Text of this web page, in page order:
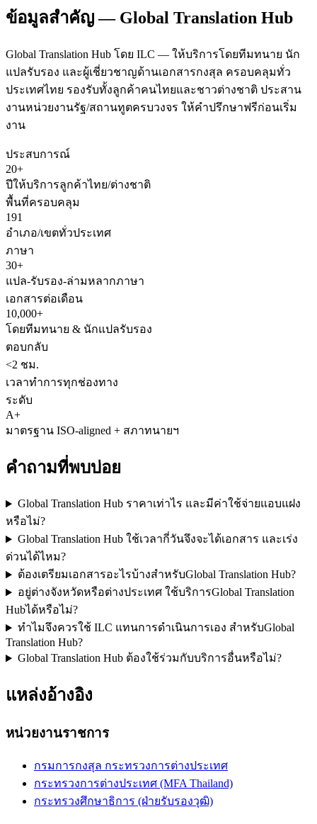
ข้อมูลสำคัญ — Global Translation Hub
Global Translation Hub โดย ILC — ให้บริการโดยทีมทนาย นัก
แปลรับรอง และผู้เชี่ยวชาญด้านเอกสารกงสุล ครอบคลุมทั่ว
ประเทศไทย รองรับทั้งลูกค้าคนไทยและชาวต่างชาติ ประสาน
งานหน่วยงานรัฐ/สถานทูตครบวงจร ให้คำปรึกษาฟรีก่อนเริ่ม
งาน
ประสบการณ์
20+
ปีให้บริการลูกค้าไทย/ต่างชาติ
พื้นที่ครอบคลุม
191
อำเภอ/เขตทั่วประเทศ
ภาษา
30+
แปล-รับรอง-ล่ามหลากภาษา
เอกสารต่อเดือน
10,000+
โดยทีมทนาย & นักแปลรับรอง
ตอบกลับ
<2 ชม.
เวลาทำการทุกช่องทาง
ระดับ
A+
มาตรฐาน ISO-aligned + สภาทนายฯ
คำถามที่พบบ่อย
Global Translation Hub ราคาเท่าไร และมีค่าใช้จ่ายแอบแฝง
หรือไม่?
Global Translation Hub ใช้เวลากี่วันจึงจะได้เอกสาร และเร่ง
ด่วนได้ไหม?
ต้องเตรียมเอกสารอะไรบ้างสำหรับGlobal Translation Hub?
อยู่ต่างจังหวัดหรือต่างประเทศ ใช้บริการGlobal Translation
Hubได้หรือไม่?
ทำไมจึงควรใช้ ILC แทนการดำเนินการเอง สำหรับGlobal
Translation Hub?
Global Translation Hub ต้องใช้ร่วมกับบริการอื่นหรือไม่?
แหล่งอ้างอิง
หน่วยงานราชการ
กรมการกงสุล กระทรวงการต่างประเทศ
กระทรวงการต่างประเทศ (MFA Thailand)
กระทรวงศึกษาธิการ (ฝ่ายรับรองวุฒิ)